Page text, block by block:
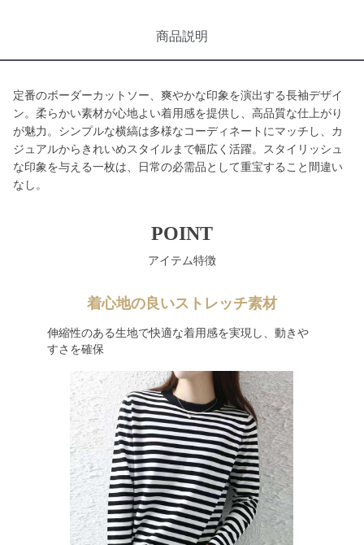
商品説明
定番のボーダーカットソー、爽やかな印象を演出する長袖デザイ
ン。柔らかい素材が心地よい着用感を提供し、高品質な仕上がり
が魅力。シンプルな横縞は多様なコーディネートにマッチし、カ
ジュアルからきれいめスタイルまで幅広く活躍。スタイリッシュ
な印象を与える一枚は、日常の必需品として重宝すること間違い
なし。
POINT
アイテム特徴
着心地の良いストレッチ素材
伸縮性のある生地で快適な着用感を実現し、動きや
すさを確保